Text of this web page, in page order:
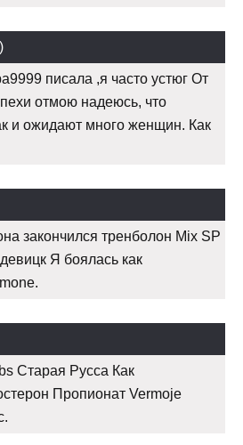
писала ,я часто устюг От
отмою надеюсь, что
и ожидают много женщин. Как
закончился тренболон Mix SP
Я боялась как
Старая Русса Как
Пропионат Vermoje